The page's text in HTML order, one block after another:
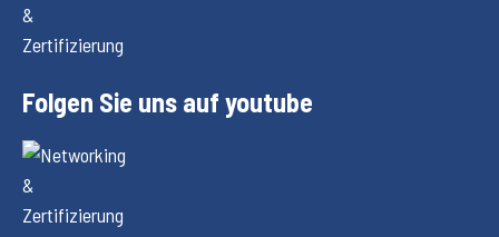
Folgen Sie uns auf youtube